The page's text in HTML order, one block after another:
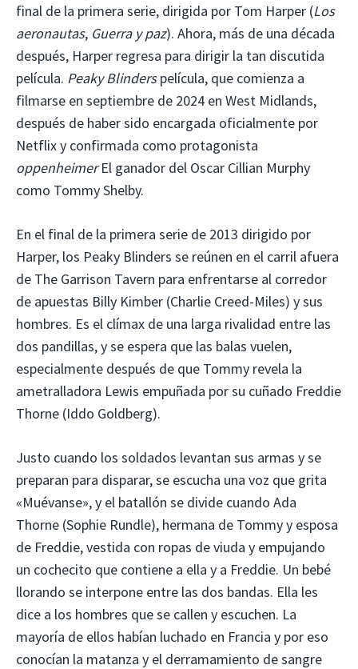
final de la primera serie, dirigida por Tom Harper (Los
aeronautas, Guerra y paz). Ahora, más de una década
después, Harper regresa para dirigir la tan discutida
película. Peaky Blinderspelícula, que comienza a
filmarse en septiembre de 2024 en West Midlands,
después de haber sido encargada oficialmente por
Netflix y confirmada como protagonista
oppenheimerEl ganador del Oscar Cillian Murphy
como Tommy Shelby.
En el final de la primera serie de 2013 dirigido por
Harper, los Peaky Blinders se reúnen en el carril afuera
de The Garrison Tavern para enfrentarse al corredor
de apuestas Billy Kimber (Charlie Creed-Miles) y sus
hombres. Es el clímax de una larga rivalidad entre las
dos pandillas, y se espera que las balas vuelen,
especialmente después de que Tommy revela la
ametralladora Lewis empuñada por su cuñado Freddie
Thorne (Iddo Goldberg).
Justo cuando los soldados levantan sus armas y se
preparan para disparar, se escucha una voz que grita
«Muévanse», y el batallón se divide cuando Ada
Thorne (Sophie Rundle), hermana de Tommy y esposa
de Freddie, vestida con ropas de viuda y empujando
un cochecito que contiene a ella y a Freddie. Un bebé
llorando se interpone entre las dos bandas. Ella les
dice a los hombres que se callen y escuchen. La
mayoría de ellos habían luchado en Francia y por eso
conocían la matanza y el derramamiento de sangre